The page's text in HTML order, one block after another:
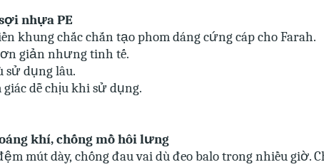
nhựa PE
khung chắc chắn tạo phom dáng cứng cáp cho Farah.
giản nhưng tinh tế.
sử dụng lâu.
dễ chịu khi sử dụng.
khí, chống mồ hôi lưng
mút dày, chống đau vai dù đeo balo trong nhiều giờ.